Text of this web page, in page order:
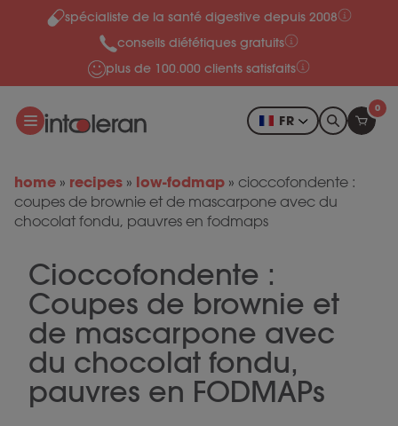
Skip to content
spécialiste de la santé digestive depuis 2008
conseils diététiques gratuits
plus de 100.000 clients satisfaits
FR
0
home » recipes » low-fodmap » cioccofondente :
coupes de brownie et de mascarpone avec du
chocolat fondu, pauvres en fodmaps
Cioccofondente :
Coupes de brownie et
de mascarpone avec
du chocolat fondu,
pauvres en FODMAPs